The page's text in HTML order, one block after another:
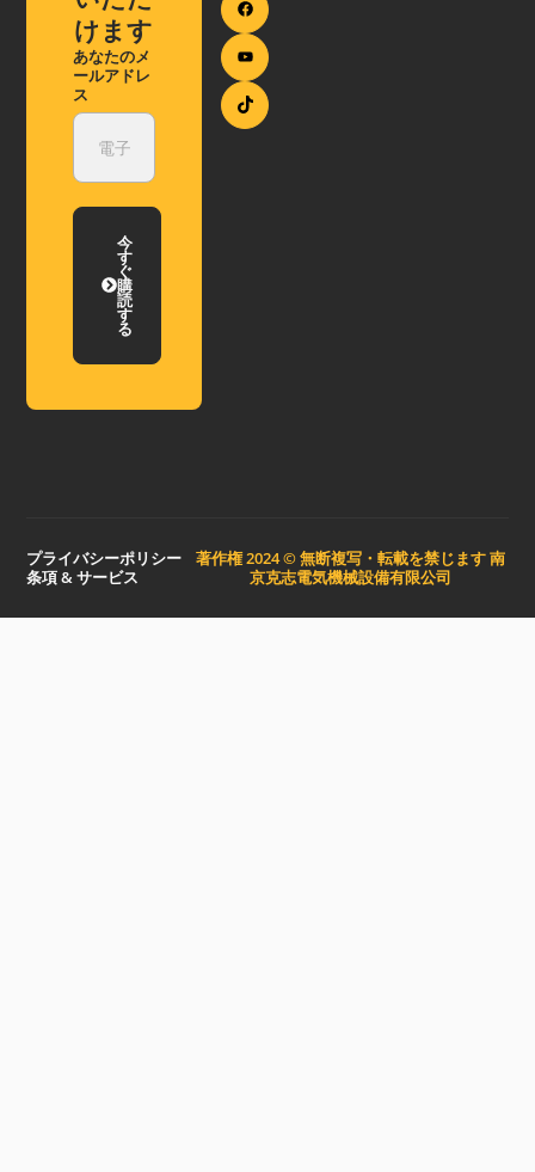
けます
あなたのメ
ールアドレ
ス
今
す
ぐ
購
読
す
る
プライバシーポリシー
条項 & サービス
著作権 2024 © 無断複写・転載を禁じます 南
京克志電気機械設備有限公司